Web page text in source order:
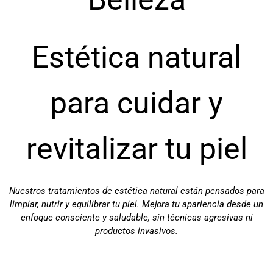
Estética natural
para cuidar y
revitalizar tu piel
Nuestros tratamientos de estética natural están pensados para
limpiar, nutrir y equilibrar tu piel. Mejora tu apariencia desde un
enfoque consciente y saludable, sin técnicas agresivas ni
productos invasivos.